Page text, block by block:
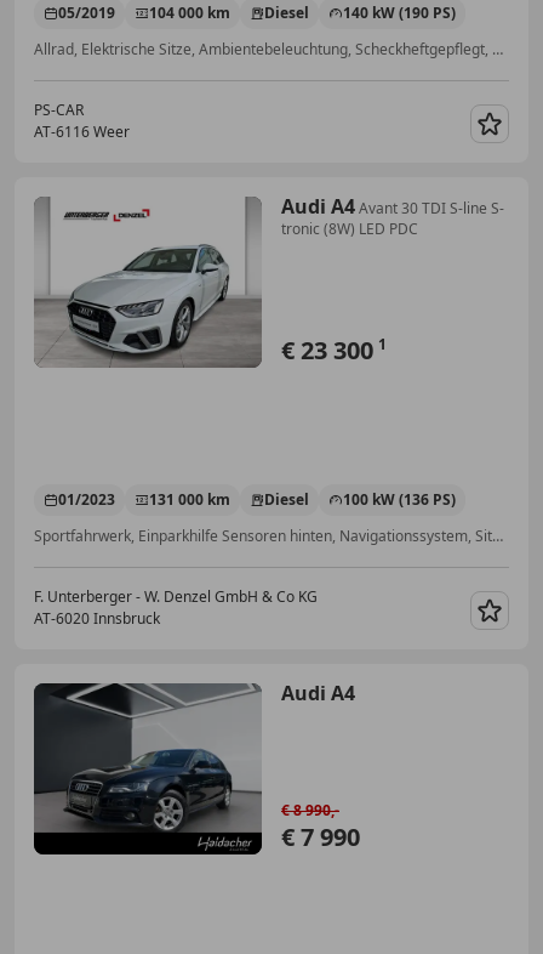
05/2019 104 000 km Diesel
140 kW (190 PS)
Allrad, Elektrische Sitze, Ambientebeleuchtung, Scheckheftgepflegt, Abstandstempomat, Sitzheizung, Getönte Scheiben, Apple CarPlay
PS-CAR
AT-6116 Weer
Audi A4Avant 30 TDI S-line S-
tronic (8W) LED PDC
€ 23 300 1
01/2023 131 000 km Diesel
100 kW (136 PS)
Sportfahrwerk, Einparkhilfe Sensoren hinten, Navigationssystem, Sitzheizung, Elektrische Heckklappe, Ambientebeleuchtung, Alufelgen, Lederlenkrad
F. Unterberger - W. Denzel GmbH & Co KG
AT-6020 Innsbruck
Audi A4
€ 7 990
€ 8 990,-